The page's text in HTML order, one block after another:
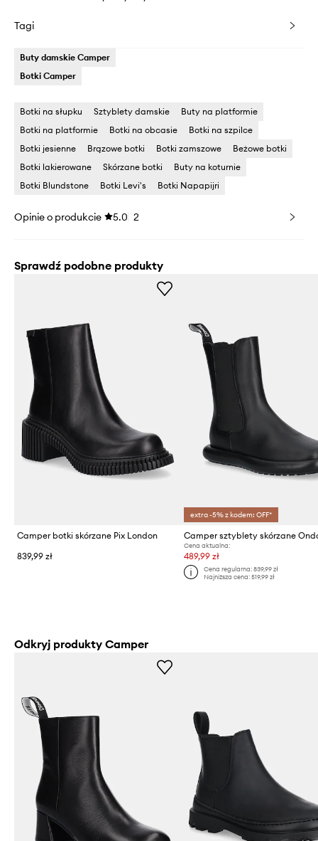
Tagi
Buty damskie Camper
Botki Camper
Botki na słupku Sztyblety damskie
Buty na platformie
Botki na platformie
Botki na obcasie
Botki na szpilce
Botki jesienne
Brązowe botki Botki zamszowe
Beżowe botki
Botki lakierowane
Skórzane botki
Buty na koturnie
Botki Blundstone
Botki Levi's Botki Napapijri
Opinie o produkcie 5.0 2
Sprawdź podobne produkty
Camper botki skórzane Pix London
839,99 zł
extra -5% z kodem: OFF*
Camper sztyblety skórzane
Cena aktualna:
489,99 zł
Cena regularna: 839,99 zł
Najniższa cena: 519,99 zł
Odkryj produkty Camper